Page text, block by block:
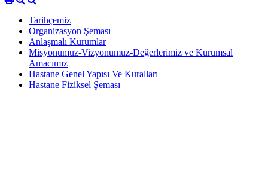
Tarihçemiz
Organizasyon Şeması
Anlaşmalı Kurumlar
Misyonumuz-Vizyonumuz-Değerlerimiz ve Kurumsal
Amacımız
Hastane Genel Yapısı Ve Kuralları
Hastane Fiziksel Şeması